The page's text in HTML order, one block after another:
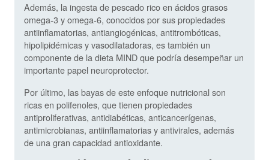
Además, la ingesta de pescado rico en ácidos grasos
omega-3 y omega-6, conocidos por sus propiedades
antiinflamatorias, antiangiogénicas, antitrombóticas,
hipolipidémicas y vasodilatadoras, es también un
componente de la dieta MIND que podría desempeñar un
importante papel neuroprotector.
Por último, las bayas de este enfoque nutricional son
ricas en polifenoles, que tienen propiedades
antiproliferativas, antidiabéticas, anticancerígenas,
antimicrobianas, antiinflamatorias y antivirales, además
de una gran capacidad antioxidante.